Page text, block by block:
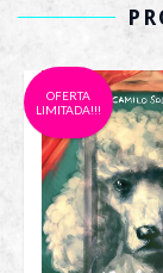
OFERTA
LIMITADA!!!